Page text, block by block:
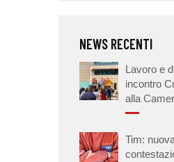
NEWS RECENTI
Lavoro e
incontro
alla
Tim: